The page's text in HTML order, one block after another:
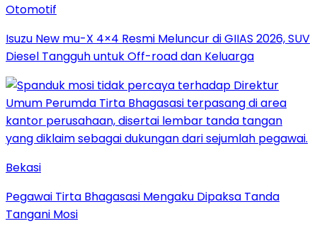
Otomotif
Isuzu New mu-X 4×4 Resmi Meluncur di GIIAS 2026, SUV
Diesel Tangguh untuk Off-road dan Keluarga
Bekasi
Pegawai Tirta Bhagasasi Mengaku Dipaksa Tanda
Tangani Mosi